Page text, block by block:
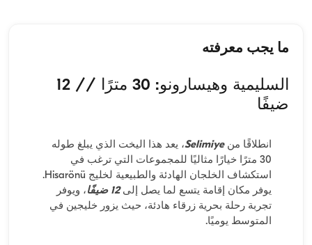
ما يجب معرفته
السليمية وهيسارونو: 30 مترًا // 12
ضيفًا
انطلاقًا منSelimiye، يعد هذا اليخت الذي يبلغ طوله
30 مترًا خيارًا مثاليًا للمجموعات التي ترغب في
استكشاف الخلجان الهادئة والطبيعية لخليج Hisarönü.
يوفر مكان إقامة يتسع لما يصل إلى12 ضيفًا
، ويوفر
تجربة رحلة بحرية زرقاء هادئة، حيث يزور خليجين في
المتوسط ​​يوميًا.